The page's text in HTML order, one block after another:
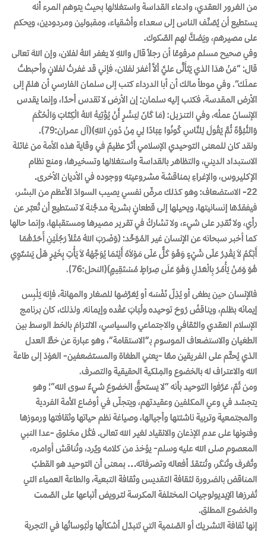
من الغرور العقدي، وادعاء القداسة واستغلالها بحيث يتوهم المرء أنه
يستطيع أن يُصَنِّف الناس إلى سعداء وأشقياء، ومقبولين ومردودين، ويحكم
على مصيرهم، ويَصُكَّ لهم الصّكوك.
وفي صحيح مسلم مرفوعًا أن رجلاً قال واللهِ لا يغفر اللهُ لفلان، وإن اللهَ تعالى
قال: “مَنْ هذا الذي يَتَأَلَّى عليَّ ألاَّ أغفرَ لفلان، فإني قد غفرتُ لفلانٍ وأحبطتُ
عملَك”. وفي موطأ مالك أن أبا الدرداء كتب إلى سلمان الفارسي أن هلمّ إلى
الأرض المقدسة، فكتب إليه سلمان: إن الأرض لا تقدس أحدًا، وإنما يقدس
الإنسانَ عملُه، وفي التنزيل: (مَا كَانَ لِبَشَرٍ أَنْ يُؤْتِيَهُ اللهُ الْكِتَابَ وَالْحُكْمَ
وَالنُّبُوَّةَ ثُمَّ يَقُولَ لِلنَّاسِ كُونُوا عِبَادًا لِي مِنْ دُونِ اللهِ)(آل عمران:79).
ولقد كان للمعنى التوحيدي الإسلامي أثرٌ عظيمٌ في وقاية هذه الأمة من غائلة
الاستبداد الديني، والتظاهر بالقداسة واستغلالها وتسخيرها، ومنع نظام
الإكليروس، والإغراءِ بمناقشة مشروعيته ووجوده في الأديان الأخرى.
22- الاستضعاف: وهو كذلك مرضٌ نفسي يصيب السوادَ الأعظم من البشر،
فيفقدُها إنسانيتها، ويحيلها إلى قطعانٍ بشرية مدجَّنة لا تستطيع أن تُعبّر عن
رأي، ولا تَقدِر على شيء، ولا تشاركُ في تقرير مصيرها ومستقبلها، وإنما حالها
كما أخبر سبحانه عن الإنسان غير المُوَحِّد: (وَضَرَبَ اللهُ مَثَلاً رَجُلَيْنِ أَحَدُهُمَا
أَبْكَمُ لاَ يَقْدِرُ عَلَى شَيْءٍ وَهُوَ كَلٌّ عَلَى مَوْلاَهُ أَيْنَمَا يُوَجِّهْهُ لاَ يَأْتِ بِخَيْرٍ هَلْ يَسْتَوِي
هُوَ وَمَنْ يَأْمُرُ بِالْعَدْلِ وَهُوَ عَلَى صِرَاطٍ مُسْتَقِيمٍ)(النحل:76).
فالإنسان حين يطغى أو يُذِلّ نَفْسَه أو يُعَرِّضها للصغار والمهانة، فإنه يَلْبِس
إيمانَه بظلم، ويناقضُ رُوحَ توحيده ولُبَابَ عَقْده وإيمانه. ولذلك، كان برنامج
الإسلام العقدي والثقافي والاجتماعي والسياسي، الالتزامَ بالخط الوسط بين
الطغيان والاستضعاف الموسوم بـ”الاستقامة”، وهو عبارة عن خطِّ العدل
الذي يُحتِّم على الفريقين معًا -يعني الطغاة والمستضعفين- العَوْدَ إلى طاعة
الله والاعتراف له بالخضوع والمِلكية الحقيقية والتصرف.
ومن ثَمّ، عَرَّفوا التوحيد بأنه “لا يستحقُّ الخضوعَ شيءٌ سوى الله”؛ وهو
يتجسّد في وعي المكلفين وعقيدتهم، ويتجلّى في أوضاع الأمة الفردية
والمجتمعية وتربية ناشئتها وأجيالها، وصياغة نظم حياتها وثقافتها ورموزها
وفنونها على عدم الإذعان والانقياد لغير الله تعالى. فكُل مخلوق -عدا النبي
المعصوم صلى الله عليه وسلم- يؤخذ من كلامه ويُرد، وتُناقش أوامره،
وتُعْرف وتُنكَر، وتُنتقدُ أفعاله وتصرفاته… بمعنى أن التوحيد هو القطبُ
المناقض بالضرورة لثقافة التقديس وثقافة التبعية، والطاعة العمياء التي
تُفرزها الإيديولوجيات المختلفة المكرسة لترويض أتباعها على الصّمت
والخضوع المطلق.
إنها ثقافة التشريك أو الصّنمية التي تتبدّل أشكالُها ولَبُوساتُها في التجربة